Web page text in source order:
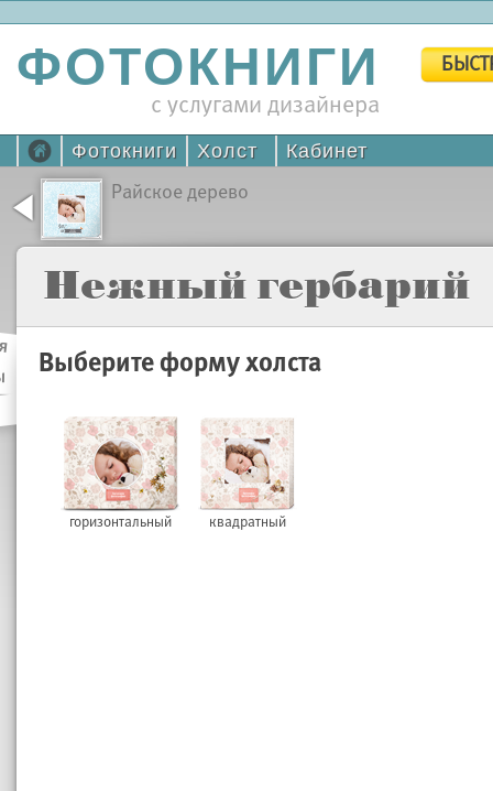
ФОТОКНИГИ
с услугами дизайнера
Фотокниги Холст Кабинет
Райское дерево
Нежный гербарий
Выберите форму холста
горизонтальный квадратный